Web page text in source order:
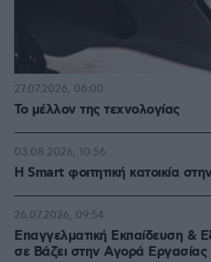
Το μέλλον της τεχνολογίας
27.07.2026, 06:00
Η Smart φοιτητική κατοικία
03.08.2026, 10:56
Επαγγελματική Εκπαίδευση &
σε Bάζει στην Aγορά Eργασίας
26.07.2026, 09:54